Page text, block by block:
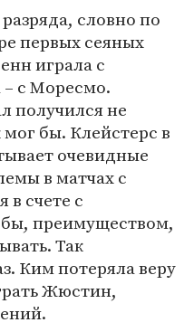
словно по
первых сеяных
играла с
с Моресмо.
получился не
бы. Клейстерс в
очевидные
в матчах с
счете с
преимуществом,
Так
Ким потеряла веру
Жюстин,